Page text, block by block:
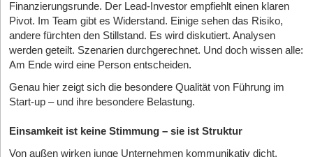
Finanzierungsrunde. Der Lead-Investor empfiehlt einen klaren
Pivot. Im Team gibt es Widerstand. Einige sehen das Risiko,
andere fürchten den Stillstand. Es wird diskutiert. Analysen
werden geteilt. Szenarien durchgerechnet. Und doch wissen alle:
Am Ende wird eine Person entscheiden.
Genau hier zeigt sich die besondere Qualität von Führung im
Start-up – und ihre besondere Belastung.
Einsamkeit ist keine Stimmung – sie ist Struktur
Von außen wirken junge Unternehmen kommunikativ dicht.